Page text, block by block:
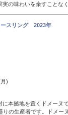
の味わいを余すことな
スリング 2023年
)
本拠地を置くドメーヌ
の生産者です。ドメー